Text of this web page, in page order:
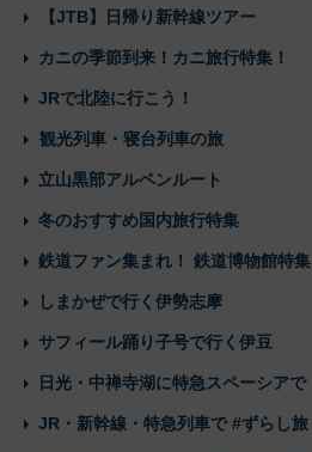
【JTB】日帰り新幹線ツアー
カニの季節到来！カニ旅行特集！
JRで北陸に行こう！
観光列車・寝台列車の旅
立山黒部アルペンルート
冬のおすすめ国内旅行特集
鉄道ファン集まれ！ 鉄道博物館特集
しまかぜで行く伊勢志摩
サフィール踊り子号で行く伊豆
日光・中禅寺湖に特急スペーシアで
JR・新幹線・特急列車で #ずらし旅